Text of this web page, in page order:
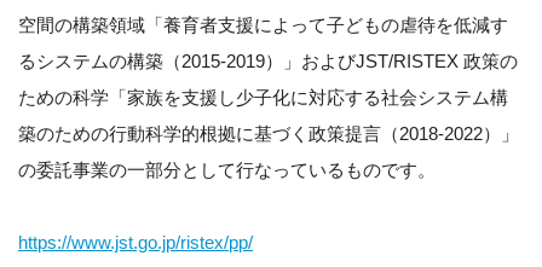
空間の構築領域「養育者支援によって子どもの虐待を低減す
るシステムの構築（2015-2019）」およびJST/RISTEX 政策の
ための科学「家族を支援し少子化に対応する社会システム構
築のための行動科学的根拠に基づく政策提言（2018-2022）」
の委託事業の一部分として行なっているものです。
https://www.jst.go.jp/ristex/pp/